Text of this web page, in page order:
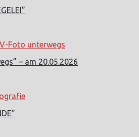
Foto unterwegs
– am 20.05.2026